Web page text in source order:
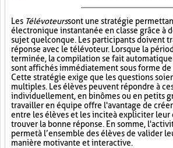
Les Télévoteurssont une stratégie
électronique instantanée en classe grâce à
sujet quelconque. Les participants doivent
réponse avec le télévoteur. Lorsque la
terminée, la compilation se fait
sont affichés immédiatement sous forme de
Cette stratégie exige que les questions
multiples. Les élèves peuvent répondre à
individuellement, en binômes ou en petits
travailler en équipe offre l'avantage de
entre les élèves et les incite à expliciter
trouver la bonne réponse. En somme,
permet à l’ensemble des élèves de valider
manière motivante et interactive.